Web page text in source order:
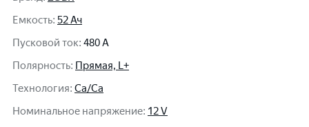
Емкость: 52 Ач
Пусковой ток: 480 A
Полярность: Прямая, L+
Технология: Ca/Ca
Номинальное напряжение: 12 V